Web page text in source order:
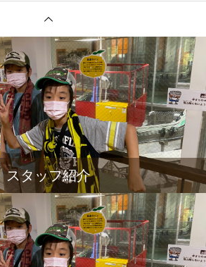
スタッフ紹介